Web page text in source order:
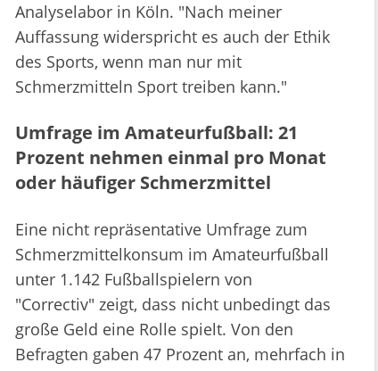
Analyselabor in Köln. "Nach meiner
Auffassung widerspricht es auch der Ethik
des Sports, wenn man nur mit
Schmerzmitteln Sport treiben kann."
Umfrage im Amateurfußball: 21
Prozent nehmen einmal pro Monat
oder häufiger Schmerzmittel
Eine nicht repräsentative Umfrage zum
Schmerzmittelkonsum im Amateurfußball
unter 1.142 Fußballspielern von
"Correctiv" zeigt, dass nicht unbedingt das
große Geld eine Rolle spielt. Von den
Befragten gaben 47 Prozent an, mehrfach in